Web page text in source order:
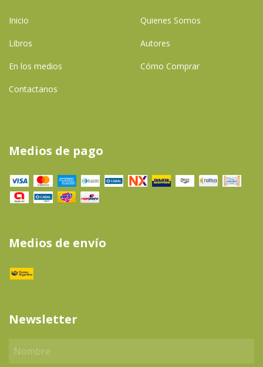
Inicio Quienes Somos
Libros Autores
En los medios Cómo Comprar
Contactanos
Medios de pago
Medios de envío
Newsletter